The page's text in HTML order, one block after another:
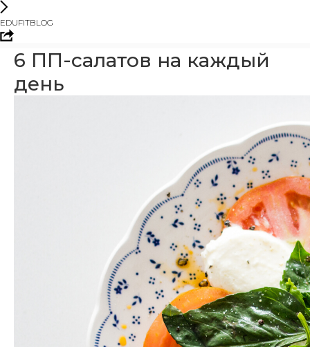
EDUFITBLOG
6 ПП-салатов на каждый
день